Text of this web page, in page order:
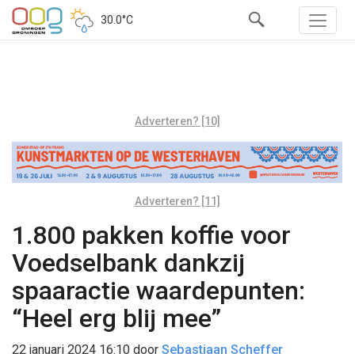
30.0°C
Adverteren? [10]
Adverteren? [11]
1.800 pakken koffie voor
Voedselbank dankzij
spaaractie waardepunten:
“Heel erg blij mee”
22 januari 2024 16:10 door Sebastiaan Scheffer